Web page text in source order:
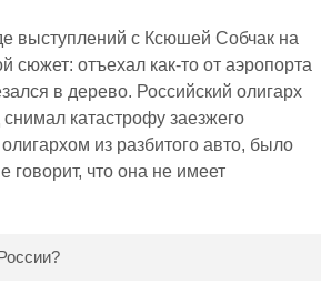
выступлений с Ксюшей Собчак на
сюжет: отъехал как-то от аэропорта
в дерево. Российский олигарх
катастрофу заезжего
из разбитого авто, было
говорит, что она не имеет